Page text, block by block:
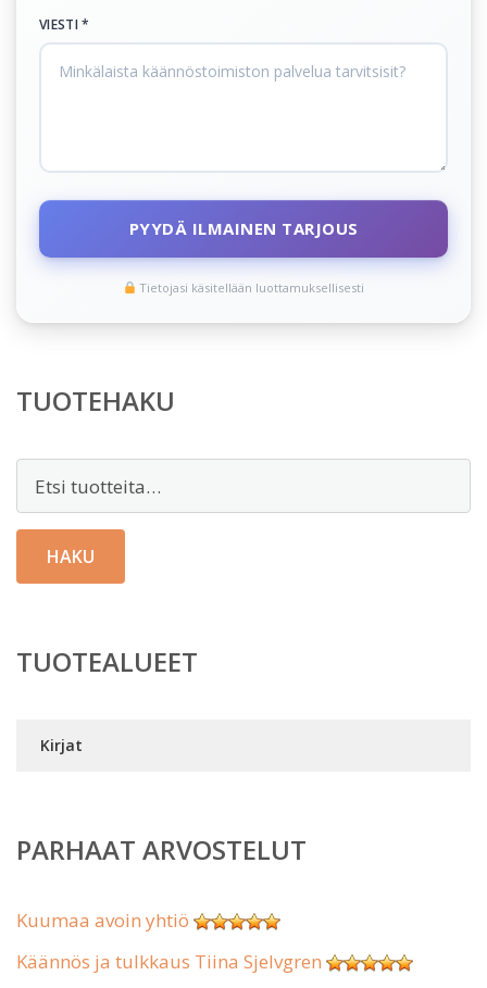
VIESTI *
PYYDÄ ILMAINEN TARJOUS
Tietojasi käsitellään luottamuksellisesti
TUOTEHAKU
HAKU
TUOTEALUEET
Kirjat
PARHAAT ARVOSTELUT
Kuumaa avoin yhtiö
Käännös ja tulkkaus Tiina Sjelvgren